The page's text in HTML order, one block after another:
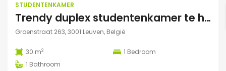
STUDENTENKAMER
Trendy duplex studentenkamer te huur met grote zonnige tuin, grote polyvalente ruimte (chillen, spelletjes…) en fietsenberging
Groenstraat 263, 3001 Leuven, België
30 m2 1 Bedroom
1 Bathroom